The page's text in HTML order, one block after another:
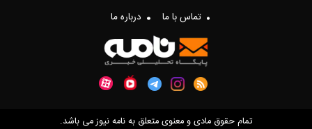
تماس با ما درباره ما
تمام حقوق مادی و معنوی متعلق به نامه نیوز می باشد.